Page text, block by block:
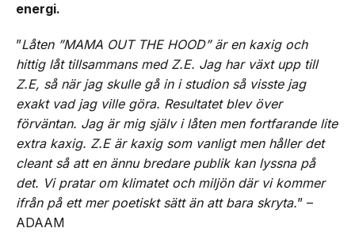
energi.
”Låten ”MAMA OUT THE HOOD” är en kaxig och
hittig låt tillsammans med Z.E. Jag har växt upp till
Z.E, så när jag skulle gå in i studion så visste jag
exakt vad jag ville göra. Resultatet blev över
förväntan. Jag är mig själv i låten men fortfarande lite
extra kaxig. Z.E är kaxig som vanligt men håller det
cleant så att en ännu bredare publik kan lyssna på
det. Vi pratar om klimatet och miljön där vi kommer
ifrån på ett mer poetiskt sätt än att bara skryta.” –
ADAAM